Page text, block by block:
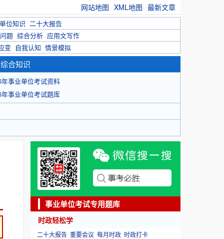
网站地图 XML地图 最新文章
位知识 二十大报告
题 综合分析 应用文写作
变 自我认知 情景模拟
合知识
年事业单位考试资料
年事业单位考试题库
事业单位考试专用题库
时政轻松学
二十大报告 重要会议 每月时政 时政打卡